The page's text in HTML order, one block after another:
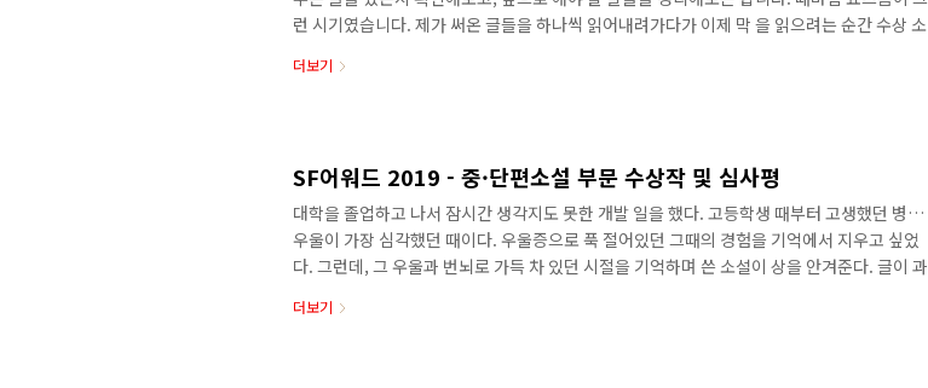
런 시기였습니다. 제가 써온 글들을 하나씩 읽어내려가다가 이제 막 을 읽으려는 순간 수상 소
보다 감사하다는 생각이 들었습니다. 이 SF어워드 최종 심사작품 중 하나라는 이야기를 들었을
더보기
SF어워드 2019 - 중·단편소설 부문 수상작 및 심사평
대학을 졸업하고 나서 잠시간 생각지도 못한 개발 일을 했다. 고등학생 때부터 고생했던 병적인
우울이 가장 심각했던 때이다. 우울증으로 푹 절어있던 그때의 경험을 기억에서 지우고 싶었
다. 그런데, 그 우울과 번뇌로 가득 차 있던 시절을 기억하며 쓴 소설이 상을 안겨준다. 글이 과
억 속에 남아 있고 싶다. 《세상을 끝내는 데 필요한 점프의 횟수》 심사평 중에서 SF 팬들이
더보기